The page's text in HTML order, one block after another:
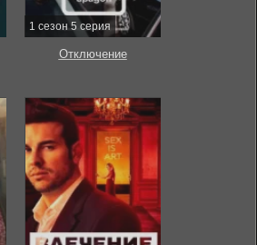
1 сезон 5 серия
Отключение